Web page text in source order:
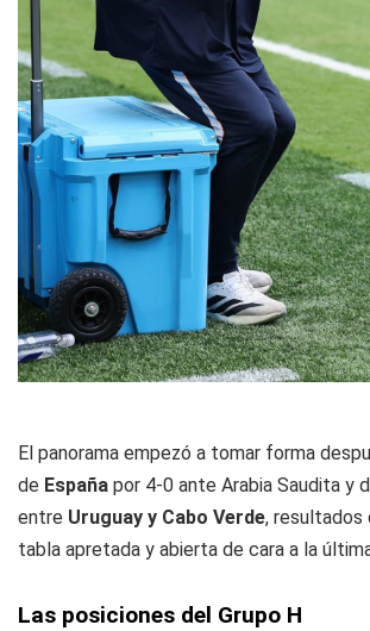
El panorama empezó a tomar forma
de España por 4-0 ante Arabia Saudita y
entre Uruguay y Cabo Verde, resultados
tabla apretada y abierta de cara a la
Las posiciones del Grupo H